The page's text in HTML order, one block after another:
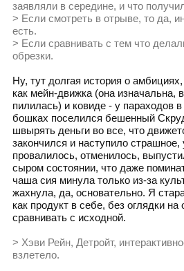
заявляли в середине, и что
> Если смотреть в отрыве, то да,
есть.
> Если сравнивать с тем что
обрезки.
Ну, тут долгая история о
как мейн-движка (она изначальна,
пилилась) и ковиде - у параходов
бошках поселился бешенный
швырять деньги во все, что
закончился и наступило страшное,
провалилось, отменилось,
сыром состоянии, что даже
чаша сия минула только из-за
жахнула, да, основательно. Я
как продукт в себе, без оглядки
сравнивать с исходной.
> Хэви Рейн, Детройт,
взлетело.